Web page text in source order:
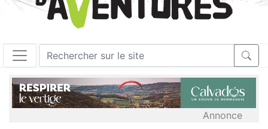
Annonce